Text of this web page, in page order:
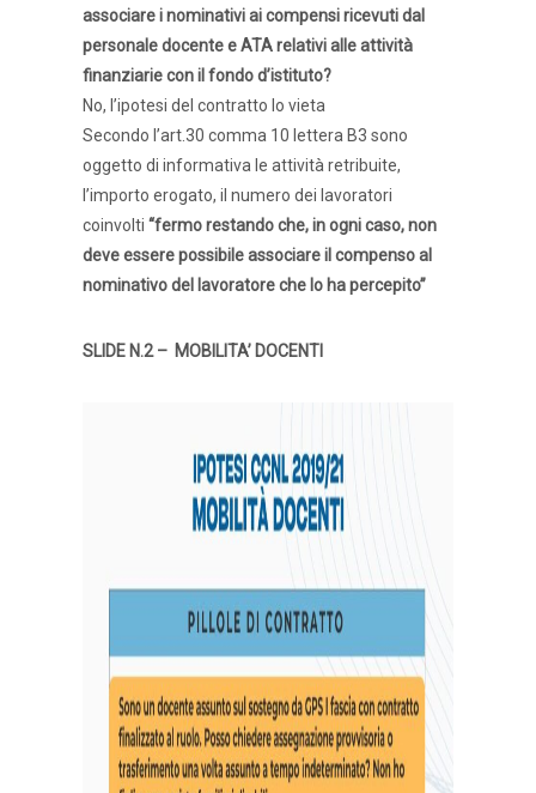
associare i nominativi ai compensi ricevuti dal
personale docente e ATA relativi alle attività
finanziarie con il fondo d’istituto?
No, l’ipotesi del contratto lo vieta
Secondo l’art.30 comma 10 lettera B3 sono
oggetto di informativa le attività retribuite,
l’importo erogato, il numero dei lavoratori
coinvolti “fermo restando che, in ogni caso, non
deve essere possibile associare il compenso al
nominativo del lavoratore che lo ha percepito”
SLIDE N.2 – MOBILITA’ DOCENTI